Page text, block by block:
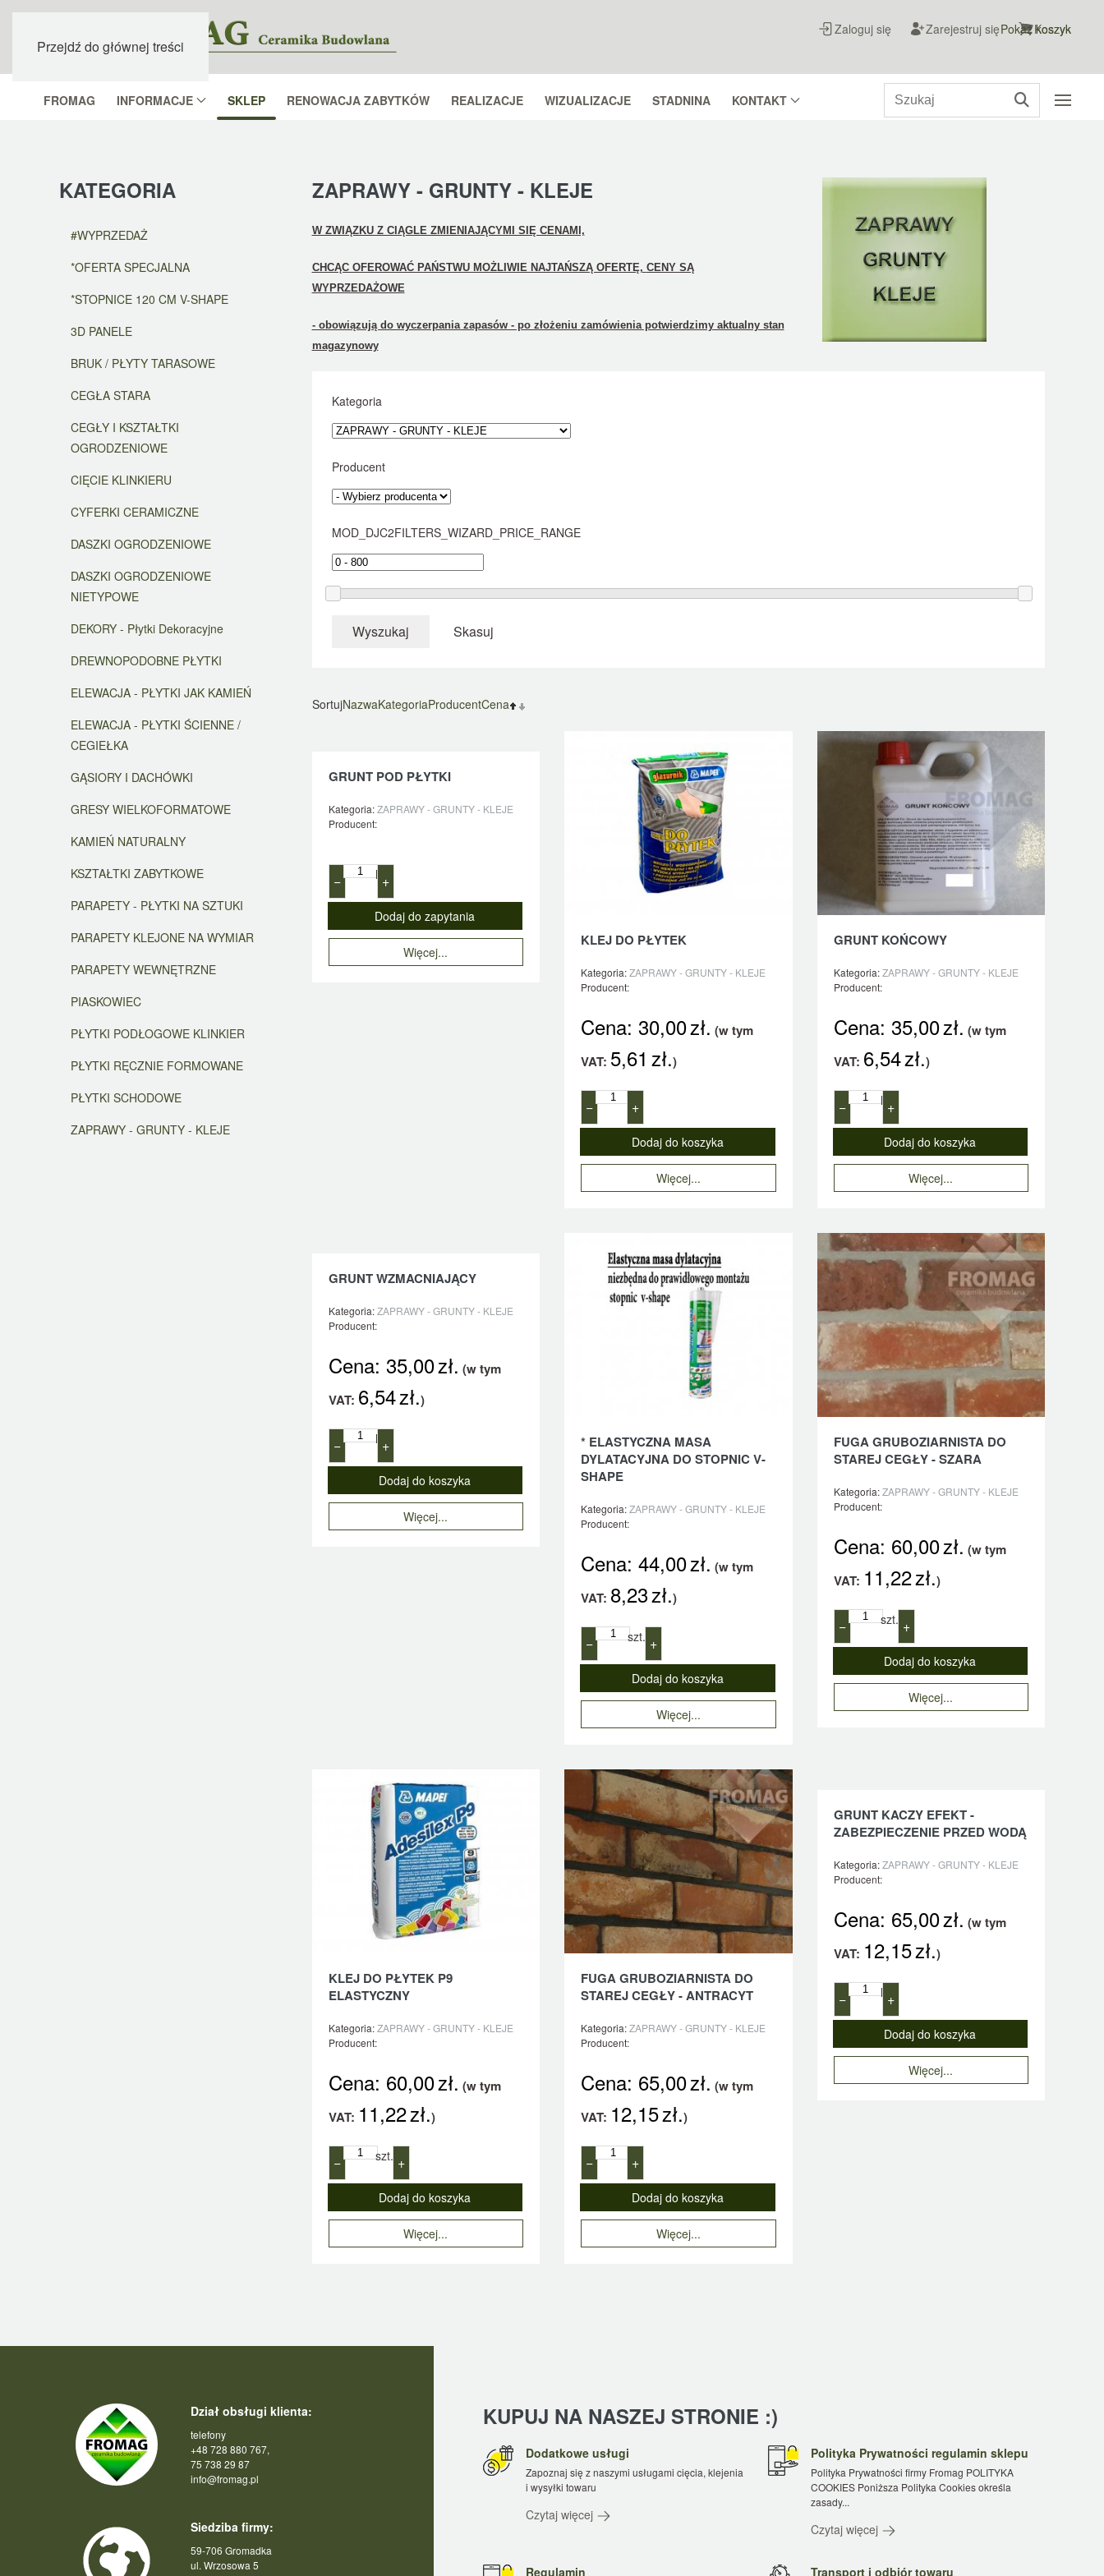
Przejdź do głównej treści
Zaloguj się Zarejestruj się Koszyk
Pokaż koszyk
FROMAG INFORMACJE SKLEP RENOWACJA ZABYTKÓW REALIZACJE WIZUALIZACJE STADNINA KONTAKT
ZAPRAWY - GRUNTY - KLEJE
W ZWIĄZKU Z CIĄGLE ZMIENIAJĄCYMI SIĘ CENAMI,
CHCĄC OFEROWAĆ PAŃSTWU MOŻLIWIE NAJTAŃSZĄ OFERTĘ, CENY SĄ
WYPRZEDAŻOWE
- obowiązują do wyczerpania zapasów - po złożeniu zamówienia potwierdzimy aktualny stan
magazynowy
Kategoria
Producent
MOD_DJC2FILTERS_WIZARD_PRICE_RANGE
Wyszukaj Skasuj
SortujNazwaKategoriaProducentCena
GRUNT POD PŁYTKI
Kategoria:ZAPRAWY - GRUNTY - KLEJE
Producent:
− l +
Więcej...
KLEJ DO PŁYTEK
Kategoria:ZAPRAWY - GRUNTY - KLEJE
Producent:
Cena: 30,00zł. (w tym
VAT: 5,61 zł.)
− +
Więcej...
GRUNT KOŃCOWY
Kategoria:ZAPRAWY - GRUNTY - KLEJE
Producent:
Cena: 35,00zł. (w tym
VAT: 6,54zł.)
− l +
Więcej...
GRUNT WZMACNIAJĄCY
Kategoria:ZAPRAWY - GRUNTY - KLEJE
Producent:
Cena: 35,00zł. (w tym
VAT: 6,54zł.)
− l +
Więcej...
* ELASTYCZNA MASA
DYLATACYJNA DO STOPNIC V-
SHAPE
Kategoria:ZAPRAWY - GRUNTY - KLEJE
Producent:
Cena: 44,00zł. (w tym
VAT: 8,23zł.)
− szt. +
Więcej...
FUGA GRUBOZIARNISTA DO
STAREJ CEGŁY - SZARA
Kategoria:ZAPRAWY - GRUNTY - KLEJE
Producent:
Cena: 60,00zł. (w tym
VAT: 11,22zł.)
− szt. +
Więcej...
KLEJ DO PŁYTEK P9
ELASTYCZNY
Kategoria:ZAPRAWY - GRUNTY - KLEJE
Producent:
Cena: 60,00zł. (w tym
VAT: 11,22zł.)
− szt. +
Więcej...
FUGA GRUBOZIARNISTA DO
STAREJ CEGŁY - ANTRACYT
Kategoria:ZAPRAWY - GRUNTY - KLEJE
Producent:
Cena: 65,00zł. (w tym
VAT: 12,15zł.)
− +
Więcej...
GRUNT KACZY EFEKT -
ZABEZPIECZENIE PRZED WODĄ
Kategoria:ZAPRAWY - GRUNTY - KLEJE
Producent:
Cena: 65,00zł. (w tym
VAT: 12,15zł.)
− l +
Więcej...
KATEGORIA
#WYPRZEDAŻ
*OFERTA SPECJALNA
*STOPNICE 120 CM V-SHAPE
3D PANELE
BRUK / PŁYTY TARASOWE
CEGŁA STARA
CEGŁY I KSZTAŁTKI
OGRODZENIOWE
CIĘCIE KLINKIERU
CYFERKI CERAMICZNE
DASZKI OGRODZENIOWE
DASZKI OGRODZENIOWE
NIETYPOWE
DEKORY - Płytki Dekoracyjne
DREWNOPODOBNE PŁYTKI
ELEWACJA - PŁYTKI JAK KAMIEŃ
ELEWACJA - PŁYTKI ŚCIENNE /
CEGIEŁKA
GĄSIORY I DACHÓWKI
GRESY WIELKOFORMATOWE
KAMIEŃ NATURALNY
KSZTAŁTKI ZABYTKOWE
PARAPETY - PŁYTKI NA SZTUKI
PARAPETY KLEJONE NA WYMIAR
PARAPETY WEWNĘTRZNE
PIASKOWIEC
PŁYTKI PODŁOGOWE KLINKIER
PŁYTKI RĘCZNIE FORMOWANE
PŁYTKI SCHODOWE
ZAPRAWY - GRUNTY - KLEJE
Dział obsługi klienta:
telefony
+48 728 880 767,
75 738 29 87
info@fromag.pl
Siedziba firmy:
59-706 Gromadka
ul. Wrzosowa 5
KUPUJ NA NASZEJ STRONIE :)
Dodatkowe usługi
Zapoznaj się z naszymi usługami cięcia, klejenia
i wysyłki towaru
Czytaj więcej
Polityka Prywatności regulamin sklepu
Polityka Prywatności firmy Fromag POLITYKA
COOKIES Poniższa Polityka Cookies określa
zasady...
Czytaj więcej
Regulamin Transport i odbiór towaru